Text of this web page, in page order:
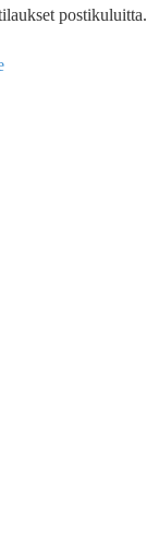
postikuluitta.